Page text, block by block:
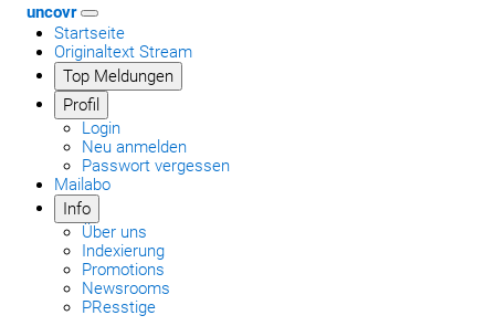
uncovr
Startseite
Originaltext Stream
Top Meldungen
Profil
Login
Neu anmelden
Passwort vergessen
Mailabo
Info
Über uns
Indexierung
Promotions
Newsrooms
PResstige